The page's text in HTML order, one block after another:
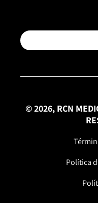
© 2026, RCN
Política